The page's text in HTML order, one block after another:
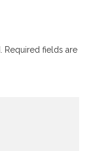
Required fields are